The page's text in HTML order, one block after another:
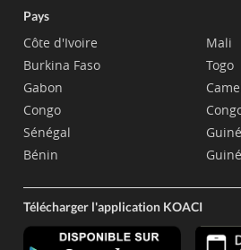
Pays
Côte d'Ivoire
Burkina Faso
Gabon
Congo
Sénégal
Bénin
Mali
Togo
Télécharger l'application KOACI